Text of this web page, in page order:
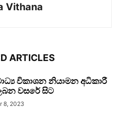
Vithana
ARTICLES
විකාශන නියාමන අධිකාරී
වසරේ සිට
8, 2023